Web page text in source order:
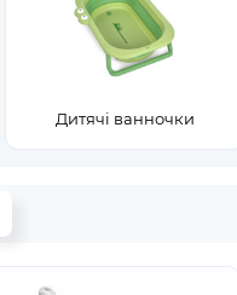
Дитячі ванночки